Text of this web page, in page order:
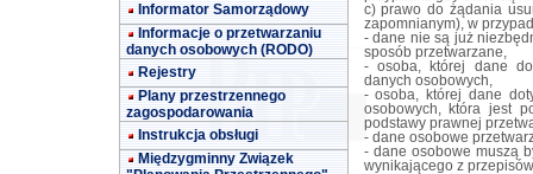
Informator Samorządowy
Informacje o przetwarzaniu
danych osobowych (RODO)
Rejestry
Plany przestrzennego
zagospodarowania
Instrukcja obsługi
Międzygminny Związek
c) prawo do żądania
zapomnianym), w
- dane nie są już
sposób przetwarzane,
- osoba, której dane
danych osobowych,
- osoba, której dane
osobowych, która jest
podstawy prawnej
- dane osobowe
- dane osobowe muszą
wynikającego z